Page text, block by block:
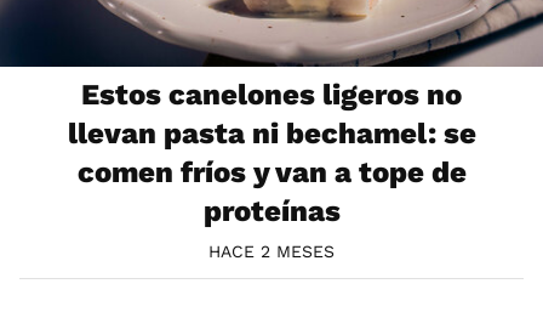
Estos canelones ligeros no
llevan pasta ni bechamel: se
comen fríos y van a tope de
proteínas
HACE 2 MESES